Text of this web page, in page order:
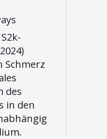
Schmerz
des
in den